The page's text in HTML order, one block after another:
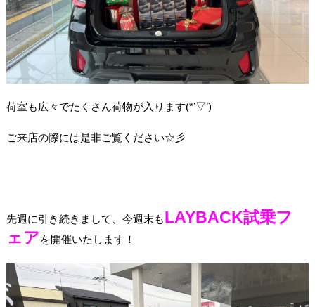
荷室も広々でたくさん荷物が入ります(*’▽’)
ご来店の際には是非ご覧ください☆彡
先週に引き続きまして、今週末も LAYBACK試乗フ
ェアを開催いたします！